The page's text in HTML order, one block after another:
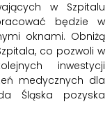
w Szpitalu
będzie w
oknami. Obniżą
co pozwoli w
inwestycji
medycznych dla
Śląska pozyska